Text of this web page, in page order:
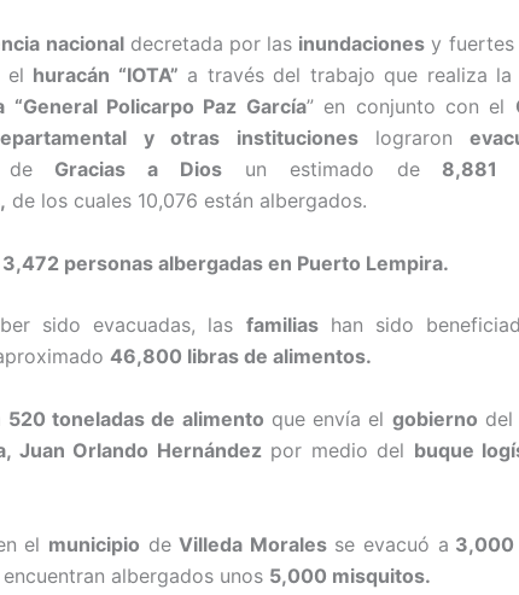
nacionaldecretada por las inundaciones y fuertes
el huracán “IOTA” a través del trabajo que realiza la
“General Policarpo Paz García” en conjunto con el
y otras institucioneslograron
de Gracias a Dios un estimado de 8,881
de los cuales 10,076 están albergados.
3,472 personas albergadas en Puerto Lempira.
sido evacuadas, las familiashan sido
46,800 libras de alimentos.
520 toneladas de alimento que envía el gobierno del
Juan Orlando Hernándezpor medio del buque
el municipio deVilleda Moralesse evacuó a 3,000
albergados unos 5,000 misquitos.